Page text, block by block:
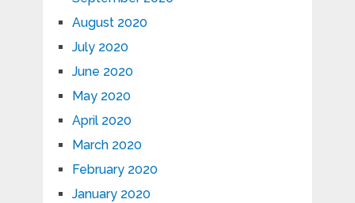
August 2020
July 2020
June 2020
May 2020
April 2020
March 2020
February 2020
January 2020